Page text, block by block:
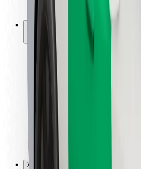
Bolt Αποβάθρες Φόρτισης
Υποστήριξη
Για επιβάτες
Για τους οδηγούς
Για μεταφορείς
Bolt Food
Για ιδιοκτήτες στόλου οχημάτων
Για εστιατόρια
Bolt for Business
Άλλο